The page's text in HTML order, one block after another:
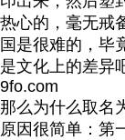
热心的，毫无戒
国是很难的，毕
是文化上的差异
9fo.com
那么为什么取名
原因很简单：第